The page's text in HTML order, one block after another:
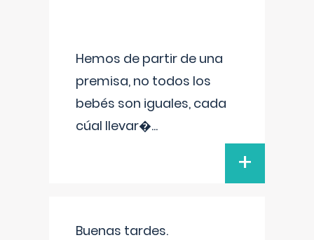
Hemos de partir de una
premisa, no todos los
bebés son iguales, cada
cúal llevar�...
+
Buenas tardes.